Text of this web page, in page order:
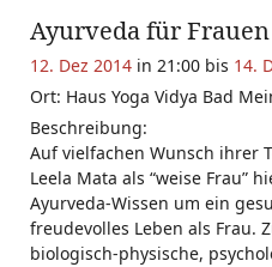
Ayurveda für
12. Dez 2014 in 21:00 bis 14.
Ort: Haus Yoga Vidya Bad
Beschreibung:
Auf vielfachen Wunsch ihrer
Leela Mata als “weise Frau”
Ayurveda-Wissen um ein
freudevolles Leben als Frau.
biologisch-physische,